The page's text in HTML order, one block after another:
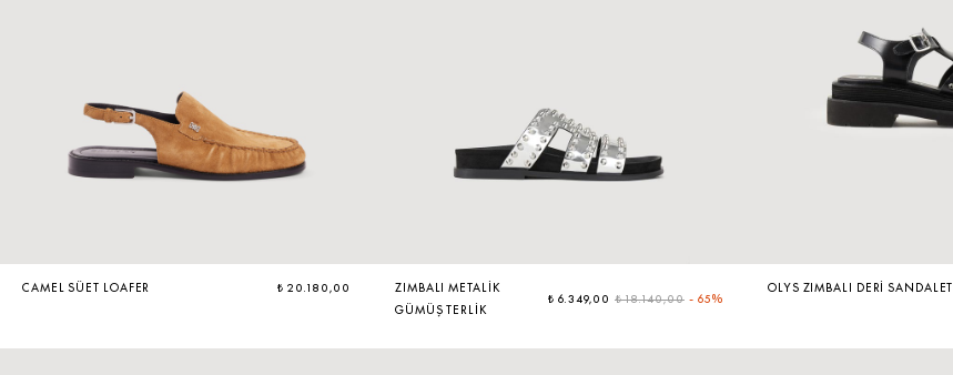
CAMEL SÜET LOAFER ₺ 20.180,00
ZIMBALI METALIK
GÜMÜŞ TERLIK
₺ 6.349,00 ₺ 18.140,00 - 65%
OLYS ZIMBALI DERI SANDALET